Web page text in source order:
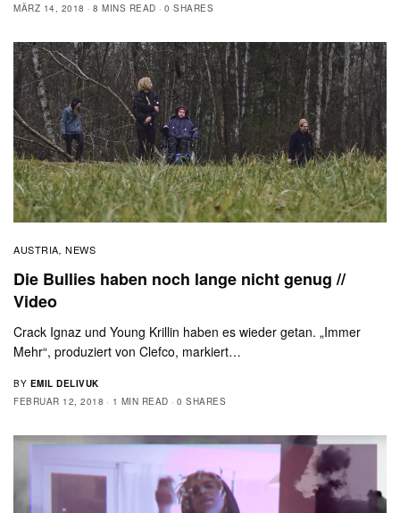
MÄRZ 14, 2018
8 MINS READ 0 SHARES
AUSTRIA, NEWS
Die Bullies haben noch lange nicht genug //
Video
Crack Ignaz und Young Krillin haben es wieder getan. „Immer
Mehr“, produziert von Clefco, markiert…
BY EMIL DELIVUK
FEBRUAR 12, 2018
1 MIN READ 0 SHARES